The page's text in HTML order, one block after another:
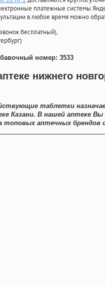
платежные системы
в любое время можно
бесплатный),
номер: 3533
нижнего
таблетки
Казани. В нашей аптеке
аптечных брендов